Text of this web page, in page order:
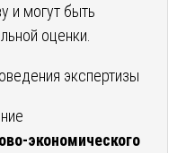
и могут быть
оценки.
экспертизы
экономического